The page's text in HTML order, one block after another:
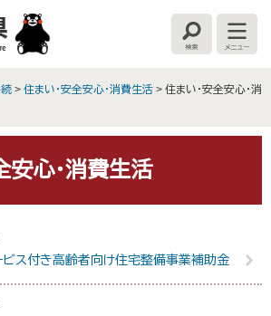
検
索
メ
ニ
ー
続 > 住まい・安全安心・消費生活 > 住まい・安全安心・消
安心・消費生活
ス付き高齢者向け住宅整備事業補助金